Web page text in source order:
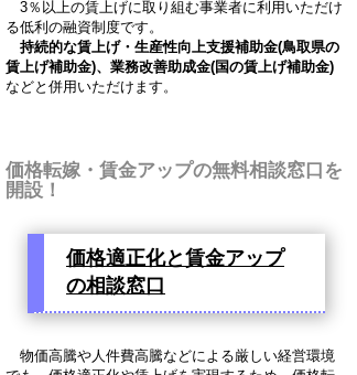
3％以上の賃上げに取り組む事業者に利用いただけ
る低利の融資制度です。
持続的な賃上げ・生産性向上支援補助金(鳥取県の
賃上げ補助金)、業務改善助成金(国の賃上げ補助金)
などと併用いただけます。
価格転嫁・賃金アップの無料相談窓口を
開設！
価格適正化と賃金アップ
の相談窓口
物価高騰や人件費高騰などによる厳しい経営環境